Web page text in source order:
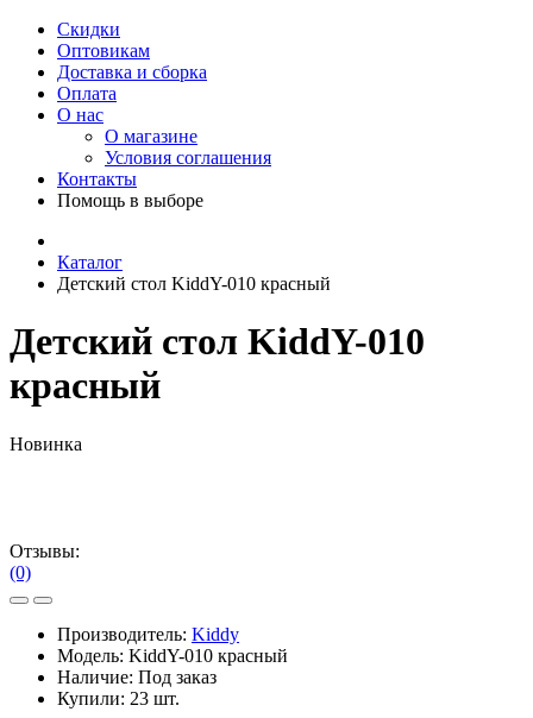
Скидки
Оптовикам
Доставка и сборка
Оплата
О нас
О магазине
Условия соглашения
Контакты
Помощь в выборе
Каталог
Детский стол KiddY-010 красный
Детский стол KiddY-010
красный
Новинка
Отзывы:
(0)
Производитель: Kiddy
Модель: KiddY-010 красный
Наличие: Под заказ
Купили: 23 шт.